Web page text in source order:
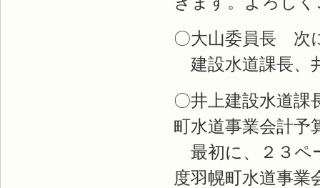
〇大山委員長 次
建設水道課長、
〇井上建設水道
町水道事業会計
最初に、２３ペ
度羽幌町水道事業